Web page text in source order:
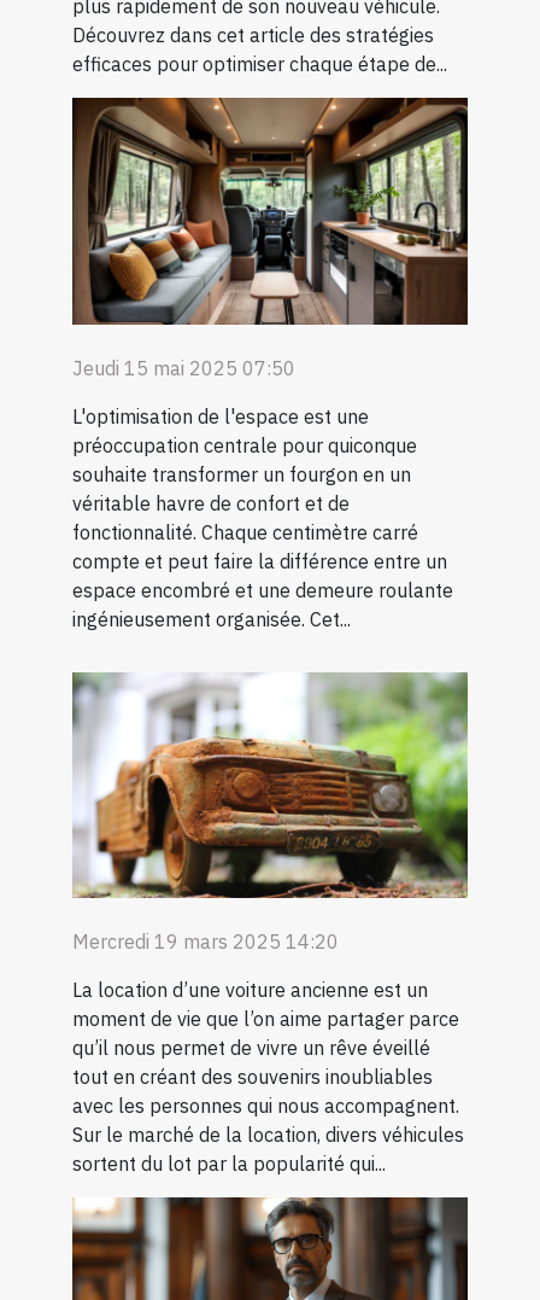
plus rapidement de son nouveau véhicule.
Découvrez dans cet article des stratégies
efficaces pour optimiser chaque étape de...
Jeudi 15 mai 2025 07:50
L'optimisation de l'espace est une
préoccupation centrale pour quiconque
souhaite transformer un fourgon en un
véritable havre de confort et de
fonctionnalité. Chaque centimètre carré
compte et peut faire la différence entre un
espace encombré et une demeure roulante
ingénieusement organisée. Cet...
Mercredi 19 mars 2025 14:20
La location d’une voiture ancienne est un
moment de vie que l’on aime partager parce
qu’il nous permet de vivre un rêve éveillé
tout en créant des souvenirs inoubliables
avec les personnes qui nous accompagnent.
Sur le marché de la location, divers véhicules
sortent du lot par la popularité qui...